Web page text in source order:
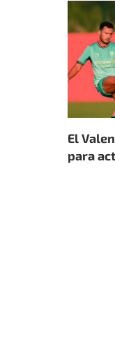
El
para